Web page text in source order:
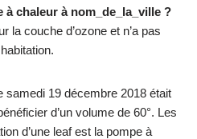
chaleur à nom_de_la_ville ?
la couche d’ozone et n’a pas
samedi 19 décembre 2018 était
d’un volume de 60°. Les
d’une leaf est la pompe à